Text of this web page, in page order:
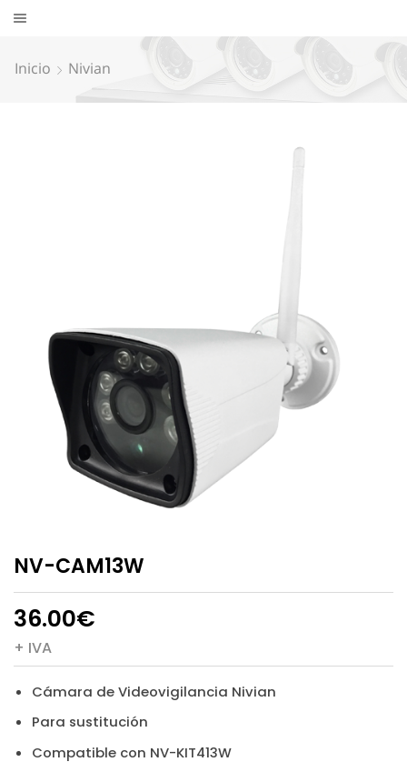
Inicio Nivian
NV-CAM13W
36.00€
+ IVA
Cámara de Videovigilancia Nivian
Para sustitución
Compatible con NV-KIT413W